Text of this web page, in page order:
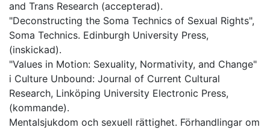
and Trans Research (accepterad).
"Deconstructing the Soma Technics of Sexual Rights",
Soma Technics. Edinburgh University Press,
(inskickad).
"Values in Motion: Sexuality, Normativity, and Change"
i Culture Unbound: Journal of Current Cultural
Research, Linköping University Electronic Press,
(kommande).
Mentalsjukdom och sexuell rättighet. Förhandlingar om